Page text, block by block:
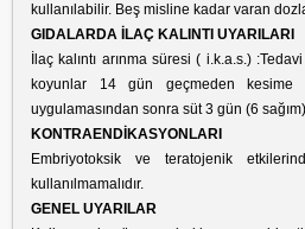
kullanılabilir. Beş misline kadar varan
GIDALARDA İLAÇ KALINTI UYARILARI
İlaç kalıntı arınma süresi ( i.k.a.s.)
koyunlar 14 gün geçmeden kesime
uygulamasından sonra süt 3 gün (6
KONTRAENDİKASYONLARI
Embriyotoksik ve teratojenik
kullanılmamalıdır.
GENEL UYARILAR